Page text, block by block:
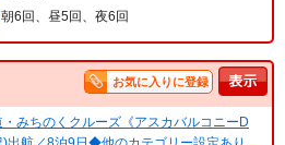
朝6回、昼5回、夜6回
お気に入りに登録
・みちのくクルーズ《アスカバルコニーD